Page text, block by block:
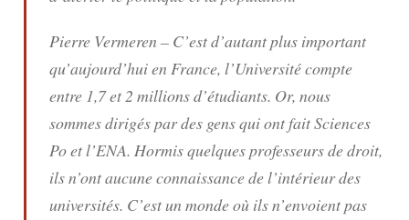
Pierre Vermeren – C’est d’autant plus important
qu’aujourd’hui en France, l’Université compte
entre 1,7 et 2 millions d’étudiants. Or, nous
sommes dirigés par des gens qui ont fait Sciences
Po et l’ENA. Hormis quelques professeurs de droit,
ils n’ont aucune connaissance de l’intérieur des
universités. C’est un monde où ils n’envoient pas